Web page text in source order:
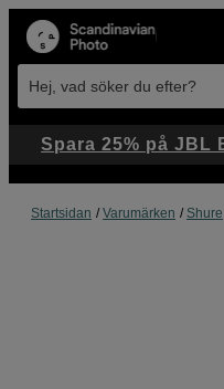
Hej, vad söker du efter?
Startsidan Varumärken Shure
Spara 25% på JBL